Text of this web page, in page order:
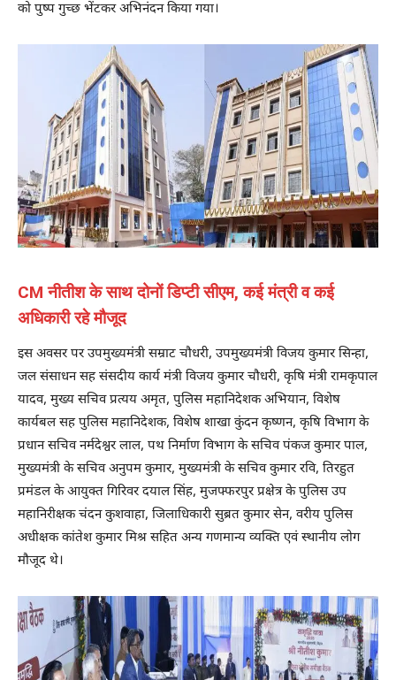
को पुष्प गुच्छ भेंटकर अभिनंदन किया गया।
CM नीतीश के साथ दोनों डिप्टी सीएम, कई मंत्री व कई
अधिकारी रहे मौजूद
इस अवसर पर उपमुख्यमंत्री सम्राट चौधरी, उपमुख्यमंत्री विजय कुमार सिन्हा,
जल संसाधन सह संसदीय कार्य मंत्री विजय कुमार चौधरी, कृषि मंत्री रामकृपाल
यादव, मुख्य सचिव प्रत्यय अमृत, पुलिस महानिदेशक अभियान, विशेष
कार्यबल सह पुलिस महानिदेशक, विशेष शाखा कुंदन कृष्णन, कृषि विभाग के
प्रधान सचिव नर्मदेश्वर लाल, पथ निर्माण विभाग के सचिव पंकज कुमार पाल,
मुख्यमंत्री के सचिव अनुपम कुमार, मुख्यमंत्री के सचिव कुमार रवि, तिरहुत
प्रमंडल के आयुक्त गिरिवर दयाल सिंह, मुजफ्फरपुर प्रक्षेत्र के पुलिस उप
महानिरीक्षक चंदन कुशवाहा, जिलाधिकारी सुब्रत कुमार सेन, वरीय पुलिस
अधीक्षक कांतेश कुमार मिश्र सहित अन्य गणमान्य व्यक्ति एवं स्थानीय लोग
मौजूद थे।